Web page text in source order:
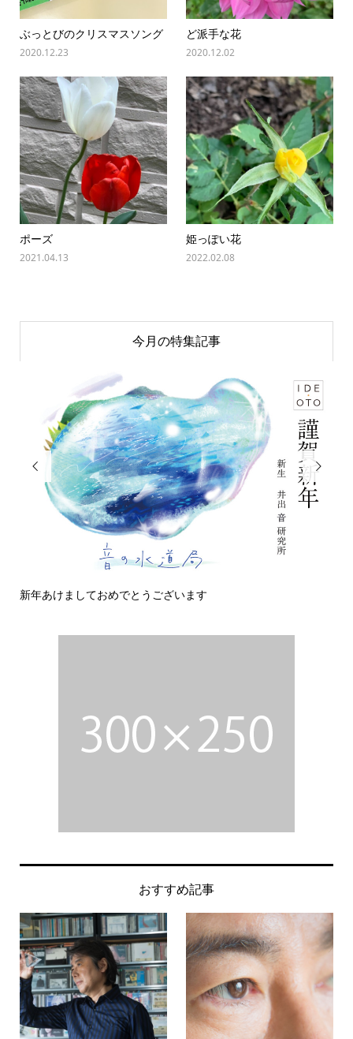
ぶっとびのクリスマスソング
2020.12.23
ど派手な花
2020.12.02
ポーズ
2021.04.13
姫っぽい花
2022.02.08
今月の特集記事

新年あけましておめでとうございます

おすすめ記事